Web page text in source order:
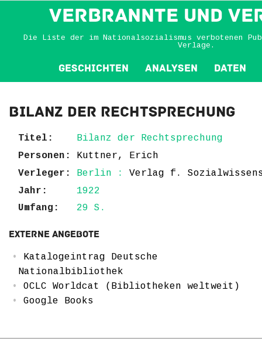
VERBRANNTE und
Die Liste der im Nationalsozialismus verbotenen
Verlage.
Geschichten Analysen Daten
Bilanz der Rechtsprechung
Titel:
Bilanz der Rechtsprechung
Personen:
Kuttner, Erich
Verleger:
Berlin : Verlag f.
Jahr:
1922
Umfang:
29 S.
Externe Angebote
Katalogeintrag Deutsche
Nationalbibliothek
OCLC Worldcat (Bibliotheken weltweit)
Google Books